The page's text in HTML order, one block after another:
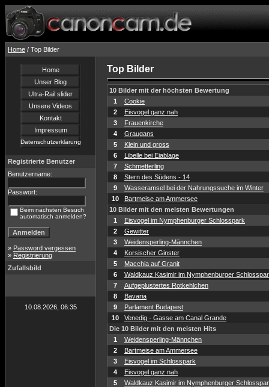
Home / Top Bilder
Home
Unser Blog
Ultra-Rail slider
Unsere Videos
Kontakt
Impressum
Datenschutzerklärung
Registrierte Benutzer
Benutzername:
Passwort:
Beim nächsten Besuch
automatisch anmelden?
» Password vergessen
» Registrierung
Zufallsbild
10.08.2026, 06:35
Top Bilder
10 Bilder mit der höchsten Bewertung
1
Cookie
2
Eisvogel ganz nah
3
Frauenkirche
4
Graugans
5
Klein und gross
6
Libelle bei Eiablage
7
Schmetterling
8
Stern des Südens - 14
9
Wasseramsel bei der Nahrungssuche im Winter
10
Bartmeise am Ammersee
10 Bilder mit den meisten Bewertungen
1
Eisvogel im Nymphenburger Schlosspark
2
Gewitter
3
Weidensperling-Männchen
4
Korsischer Ginster
5
Macchia auf Granit
6
Waldkauz Kasimir im Nymphenburger
7
Aufgeplustertes Rotkehlchen
8
Bavaria
9
Parlament Budapest
10
Venedig - Gasse am Canal Grande
Die 10 Bilder mit den meisten Hits
1
Weidensperling-Männchen
2
Bartmeise am Ammersee
3
Eisvogel im Schlosspark
4
Eisvogel ganz nah
5
Waldkauz Kasimir im Nymphenburger